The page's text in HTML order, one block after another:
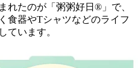
れたのが「粥粥好日®」で、
食器やTシャツなどのライフ
ています。